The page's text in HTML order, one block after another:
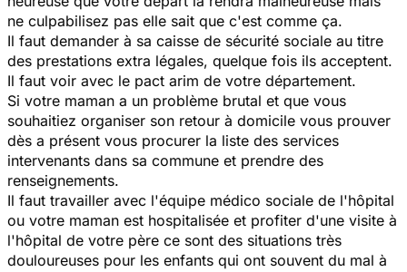
ne culpabilisez pas elle sait que c'est comme ça.
Il faut demander à sa caisse de sécurité sociale au titre
des prestations extra légales, quelque fois ils acceptent.
Il faut voir avec le pact arim de votre département.
Si votre maman a un problème brutal et que vous
souhaitiez organiser son retour à domicile vous prouver
dès a présent vous procurer la liste des services
intervenants dans sa commune et prendre des
renseignements.
Il faut travailler avec l'équipe médico sociale de l'hôpital
ou votre maman est hospitalisée et profiter d'une visite à
l'hôpital de votre père ce sont des situations très
douloureuses pour les enfants qui ont souvent du mal à